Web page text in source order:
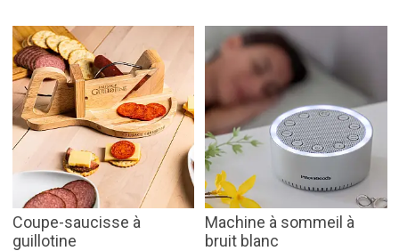
Coupe-saucisse à
guillotine
Machine à sommeil à
bruit blanc